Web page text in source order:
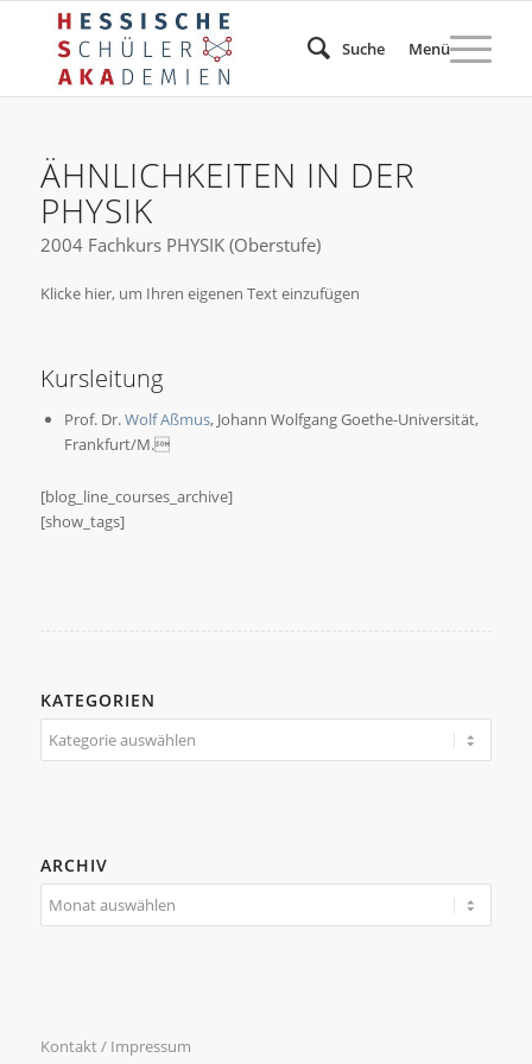
Suche Menü
ÄHNLICHKEITEN IN DER
PHYSIK
2004 Fachkurs PHYSIK (Oberstufe)
Klicke hier, um Ihren eigenen Text einzufügen
Kursleitung
Prof. Dr.Wolf Aßmus, Johann Wolfgang Goethe-Universität,
Frankfurt/M.
[blog_line_courses_archive]
[show_tags]
KATEGORIEN
Kategorien
ARCHIV
Kontakt / Impressum